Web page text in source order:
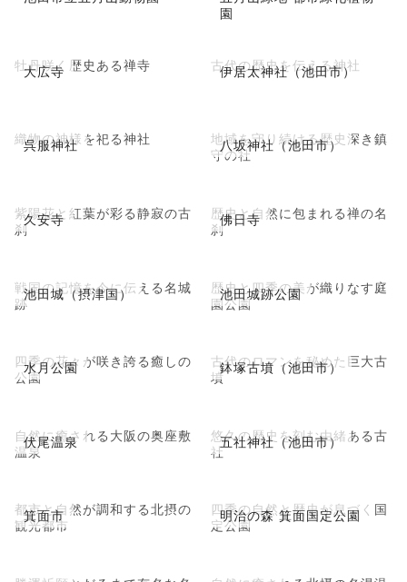
園
大広寺
牡丹咲く歴史ある禅寺 伊居太神社（池田市）
古代の歴史を伝える神社
呉服神社
織物の神様を祀る神社 八坂神社（池田市）
地域を守り続ける歴史深き鎮
守の社
久安寺
紫陽花と紅葉が彩る静寂の古
刹
佛日寺
歴史と自然に包まれる禅の名
刹
池田城（摂津国）
戦国の記憶を今に伝える名城
跡
池田城跡公園
歴史と四季の美が織りなす庭
園公園
水月公園
四季の花々が咲き誇る癒しの
公園
鉢塚古墳（池田市）
古代のロマンを秘めた巨大古
墳
伏尾温泉
自然に癒される大阪の奥座敷
温泉
五社神社（池田市）
悠久の歴史を刻む由緒ある古
社
箕面市
都市と自然が調和する北摂の
観光都市
明治の森 箕面国定公園
四季の自然と歴史が息づく国
定公園